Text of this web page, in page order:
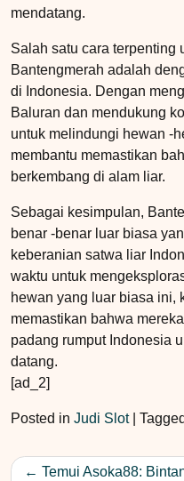
mendatang.
Salah satu cara terpenting
Bantengmerah adalah
di Indonesia. Dengan
Baluran dan mendukung
untuk melindungi hewan -
membantu memastikan
berkembang di alam liar.
Sebagai kesimpulan,
benar -benar luar biasa
keberanian satwa liar
waktu untuk
hewan yang luar biasa ini,
memastikan bahwa
padang rumput Indonesia
datang.
[ad_2]
Posted in Judi Slot| Tagged
PostTemui Asoka88: